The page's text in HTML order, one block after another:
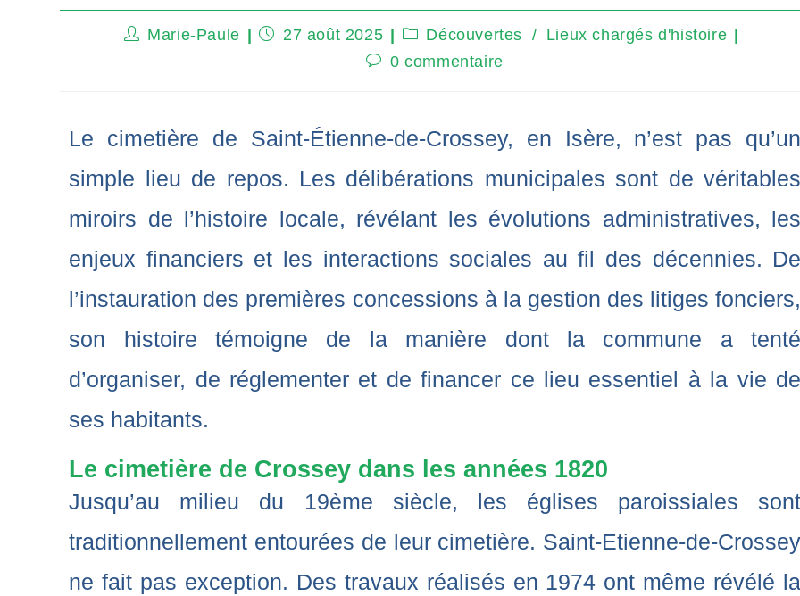
Marie-Paule 27 août 2025 Découvertes / Lieux chargés d'histoire
0 commentaire
Le cimetière de Saint-Étienne-de-Crossey, en Isère, n’est pas qu’un
simple lieu de repos. Les délibérations municipales sont de véritables
miroirs de l’histoire locale, révélant les évolutions administratives, les
enjeux financiers et les interactions sociales au fil des décennies. De
l’instauration des premières concessions à la gestion des litiges fonciers,
son histoire témoigne de la manière dont la commune a tenté
d’organiser, de réglementer et de financer ce lieu essentiel à la vie de
ses habitants.
Le cimetière de Crossey dans les années 1820
Jusqu’au milieu du 19ème siècle, les églises paroissiales sont
traditionnellement entourées de leur cimetière. Saint-Etienne-de-Crossey
ne fait pas exception. Des travaux réalisés en 1974 ont même révélé la